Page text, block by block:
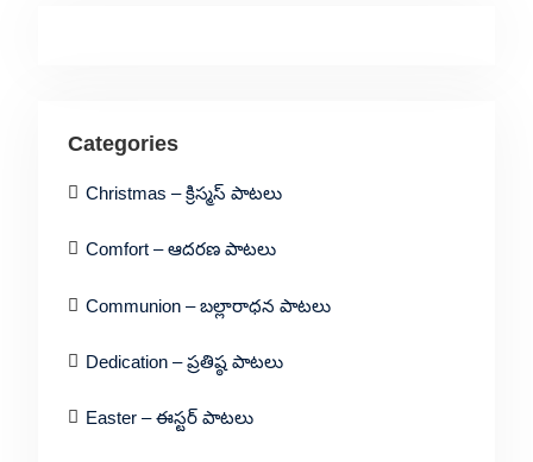
Categories
Christmas – క్రిస్మస్ పాటలు
Comfort – ఆదరణ పాటలు
Communion – బల్లారాధన పాటలు
Dedication – ప్రతిష్ఠ పాటలు
Easter – ఈస్టర్ పాటలు